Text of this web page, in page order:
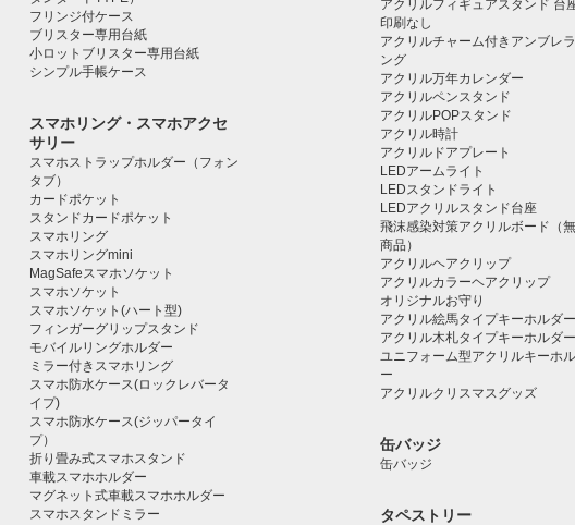
フリンジ付ケース
ブリスター専用台紙
小ロットブリスター専用台紙
シンプル手帳ケース
スマホリング・スマホアクセ
サリー
スマホストラップホルダー（フォン
タブ）
カードポケット
スタンドカードポケット
スマホリング
スマホリングmini
MagSafeスマホソケット
スマホソケット
スマホソケット(ハート型)
フィンガーグリップスタンド
モバイルリングホルダー
ミラー付きスマホリング
スマホ防水ケース(ロックレバータ
イプ)
スマホ防水ケース(ジッパータイ
プ）
折り畳み式スマホスタンド
車載スマホホルダー
マグネット式車載スマホホルダー
スマホスタンドミラー
アクリルフィギュアスタンド 台
印刷なし
アクリルチャーム付きアンブレ
ング
アクリル万年カレンダー
アクリルペンスタンド
アクリルPOPスタンド
アクリル時計
アクリルドアプレート
LEDアームライト
LEDスタンドライト
LEDアクリルスタンド台座
飛沫感染対策アクリルボード（
商品）
アクリルヘアクリップ
アクリルカラーヘアクリップ
オリジナルお守り
アクリル絵馬タイプキーホルダー
アクリル木札タイプキーホルダー
ユニフォーム型アクリルキーホ
ー
アクリルクリスマスグッズ
缶バッジ
缶バッジ
タペストリー